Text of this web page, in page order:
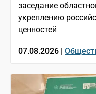
заседание
укреплению
ценностей
07.08.2026 |